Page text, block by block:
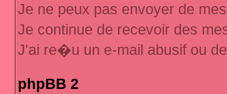
Je ne peux pas envoyer de
Je continue de recevoir des
J'ai re�u un e-mail abusif ou
phpBB 2